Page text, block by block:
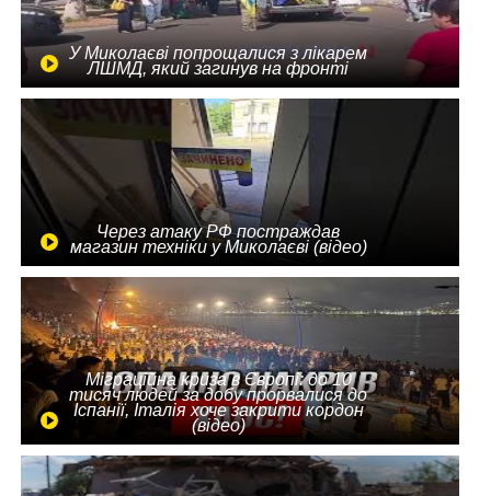
У Миколаєві попрощалися з лікарем
ЛШМД, який загинув на фронті
Через атаку РФ постраждав
магазин техніки у Миколаєві (відео)
Міграційна криза в Європі: до 10
тисяч людей за добу прорвалися до
Іспанії, Італія хоче закрити кордон
(відео)